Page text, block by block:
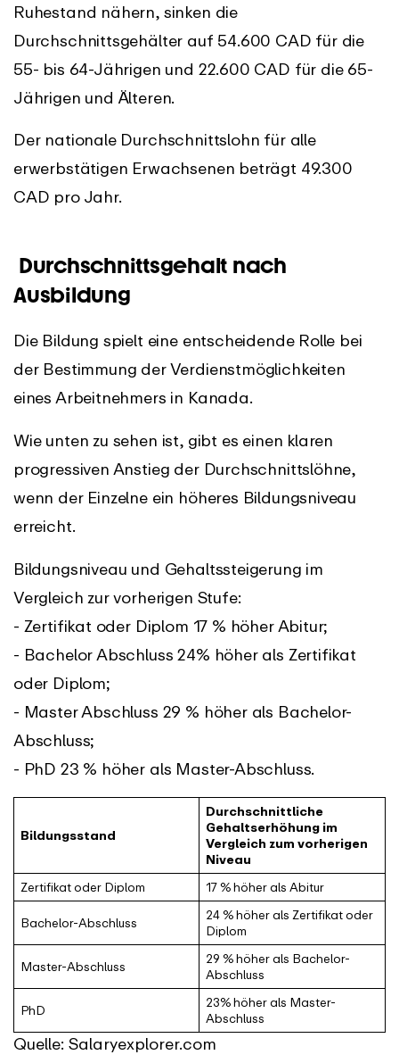
Ruhestand nähern, sinken die
Durchschnittsgehälter auf 54.600 CAD für die
55- bis 64-Jährigen und 22.600 CAD für die 65-
Jährigen und Älteren.
Der nationale Durchschnittslohn für alle
erwerbstätigen Erwachsenen beträgt 49.300
CAD pro Jahr.
Durchschnittsgehalt nach
Ausbildung
Die Bildung spielt eine entscheidende Rolle bei
der Bestimmung der Verdienstmöglichkeiten
eines Arbeitnehmers in Kanada.
Wie unten zu sehen ist, gibt es einen klaren
progressiven Anstieg der Durchschnittslöhne,
wenn der Einzelne ein höheres Bildungsniveau
erreicht.
Bildungsniveau und Gehaltssteigerung im
Vergleich zur vorherigen Stufe:
- Zertifikat oder Diplom 17 % höher Abitur;
- Bachelor Abschluss 24% höher als Zertifikat
oder Diplom;
- Master Abschluss 29 % höher als Bachelor-
Abschluss;
- PhD 23 % höher als Master-Abschluss.
Bildungsstand
Durchschnittliche
Gehaltserhöhung im
Vergleich zum vorherigen
Niveau
Zertifikat oder Diplom
17 % höher als Abitur
Bachelor-Abschluss
24 % höher als Zertifikat oder
Diplom
Master-Abschluss
29 % höher als Bachelor-
Abschluss
PhD
23% höher als Master-
Abschluss
Quelle: Salaryexplorer.com